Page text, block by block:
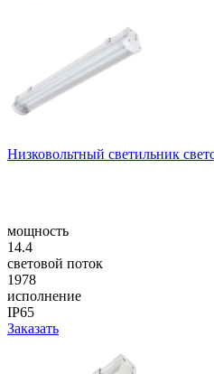
Низковольтный светильник
мощность
14.4
световой поток
1978
исполнение
IP65
Заказать